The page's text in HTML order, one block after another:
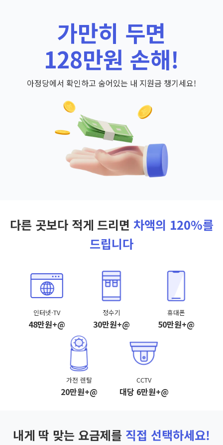
가만히 두면
128만원 손해!
아정당에서 확인하고 숨어있는 내 지원금 챙기세요!
다른 곳보다 적게 드리면 차액의 120%를
드립니다
인터넷·TV
48만원+@
정수기
30만원+@
휴대폰
50만원+@
가전 렌탈
20만원+@
CCTV
대당 6만원+@
내게 딱 맞는 요금제를 직접 선택하세요!